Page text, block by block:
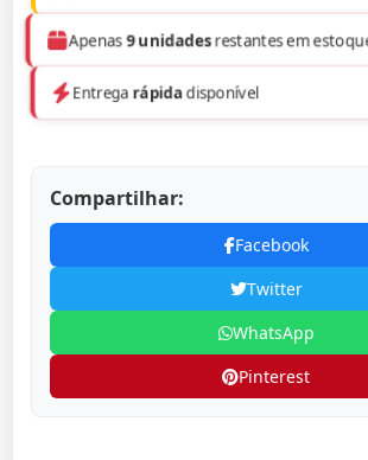
Apenas9 unidadesrestantes em
Entrega rápidadisponível
Compartilhar:
Facebook
Twitter
WhatsApp
Pinterest